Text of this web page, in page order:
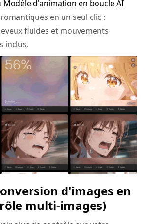
Modèle d'animation en boucle AI
en un seul clic :
fluides et mouvements
inclus.
d'images en
multi-images)